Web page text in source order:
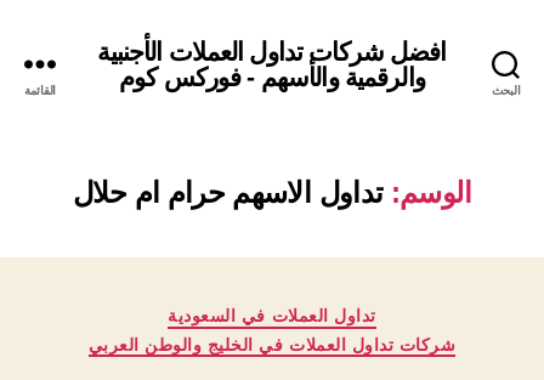
البحث
افضل شركات تداول العملات الأجنبية
والرقمية والأسهم - فوركس كوم
القائمة
الوسم: تداول الاسهم حرام ام حلال
التصنيفات
تداول العملات في السعودية
شركات تداول العملات في الخليج والوطن العربي